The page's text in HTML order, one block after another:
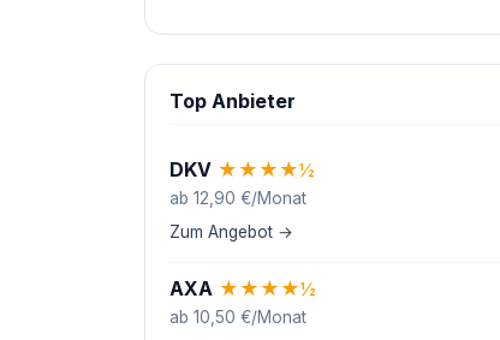
Top Anbieter
DKV ★ ★ ★ ★½
ab 12,90 €/Monat
Zum Angebot →
AXA ★ ★ ★ ★½
ab 10,50 €/Monat